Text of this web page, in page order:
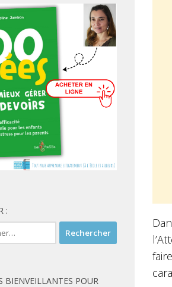
:
BIENVEILLANTES POUR